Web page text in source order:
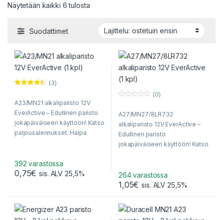
Näytetään kaikki 6 tulostaSorted by popularity
Suodattimet
4.33/ 5
(3)
A23/MN21 alkaliparisto 12V
EverActive – Edullinen paristo
jokapäiväiseen käyttöön! Katso
paljousalennukset. Halpa
392 varastossa
0,75€ sis. ALV 25,5%
u
o
f
5
(0)
A27/MN27/8LR732
alkaliparisto 12V EverActive –
Edullinen paristo
jokapäiväiseen käyttöön! Katso
työpaikalle!
264 varastossa
1,05€ sis. ALV 25,5%